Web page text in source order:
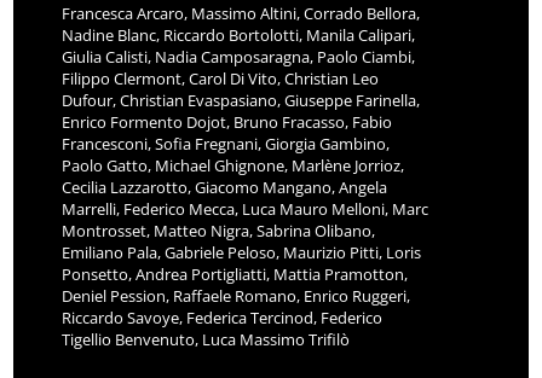
Francesca Arcaro, Massimo Altini, Corrado Bellora,
Nadine Blanc, Riccardo Bortolotti, Manila Calipari,
Giulia Calisti, Nadia Camposaragna, Paolo Ciambi,
Filippo Clermont, Carol Di Vito, Christian Leo
Dufour, Christian Evaspasiano, Giuseppe Farinella,
Enrico Formento Dojot, Bruno Fracasso, Fabio
Francesconi, Sofia Fregnani, Giorgia Gambino,
Paolo Gatto, Michael Ghignone, Marlène Jorrioz,
Cecilia Lazzarotto, Giacomo Mangano, Angela
Marrelli, Federico Mecca, Luca Mauro Melloni, Marc
Montrosset, Matteo Nigra, Sabrina Olibano,
Emiliano Pala, Gabriele Peloso, Maurizio Pitti, Loris
Ponsetto, Andrea Portigliatti, Mattia Pramotton,
Deniel Pession, Raffaele Romano, Enrico Ruggeri,
Riccardo Savoye, Federica Tercinod, Federico
Tigellio Benvenuto, Luca Massimo Trifilò